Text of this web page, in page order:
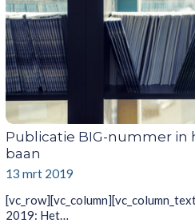
Publicatie BIG-nummer in
baan
13 mrt 2019
2019: Het…